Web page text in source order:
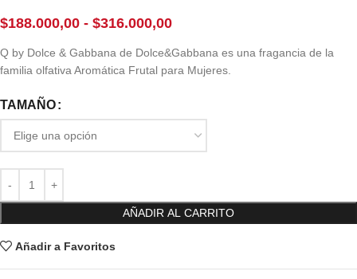
$188.000,00 - $316.000,00
Q by Dolce & Gabbana de Dolce&Gabbana es una fragancia de la
familia olfativa Aromática Frutal para Mujeres.
TAMAÑO
AÑADIR AL CARRITO
Añadir a Favoritos